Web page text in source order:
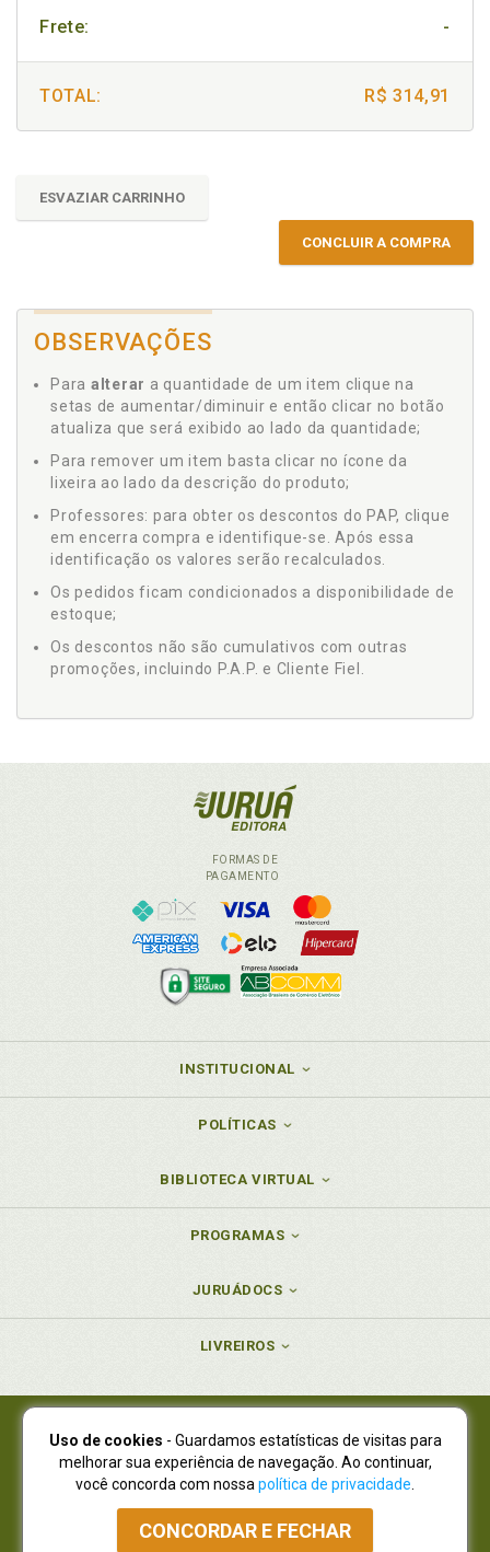
Frete: -
TOTAL: R$ 314,91
ESVAZIAR CARRINHO
CONCLUIR A COMPRA
OBSERVAÇÕES
Para alterar a quantidade de um item clique na
setas de aumentar/diminuir e então clicar no botão
atualiza que será exibido ao lado da quantidade;
Para remover um item basta clicar no ícone da
lixeira ao lado da descrição do produto;
Professores: para obter os descontos do PAP, clique
em encerra compra e identifique-se. Após essa
identificação os valores serão recalculados.
Os pedidos ficam condicionados a disponibilidade de
estoque;
Os descontos não são cumulativos com outras
promoções, incluindo P.A.P. e Cliente Fiel.
FORMAS DE
PAGAMENTO
INSTITUCIONAL
POLÍTICAS
BIBLIOTECA VIRTUAL
PROGRAMAS
JURUÁDOCS
LIVREIROS
Juruá Editora Ltda., CNPJ 77.535.508/0001-19
Juruá Informática Ltda., CNPJ 01.701.561/0001-80
NOVO ENDEREÇO:R. Flávio Dallegrave, 7665, São Lourenço |
Curitiba - Paraná - CEP 82210-310
Atendimento: (41) 4009-3900|Vendas Atacado: (41) 4009-3939
Uso de cookies - Guardamos estatísticas de visitas para
melhorar sua experiência de navegação. Ao continuar,
você concorda com nossa política de privacidade
CONCORDAR E FECHAR